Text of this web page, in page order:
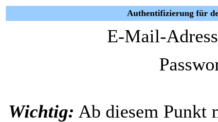
Authentifizierung für
E-Mail-
Wichtig: Ab diesem Punkt